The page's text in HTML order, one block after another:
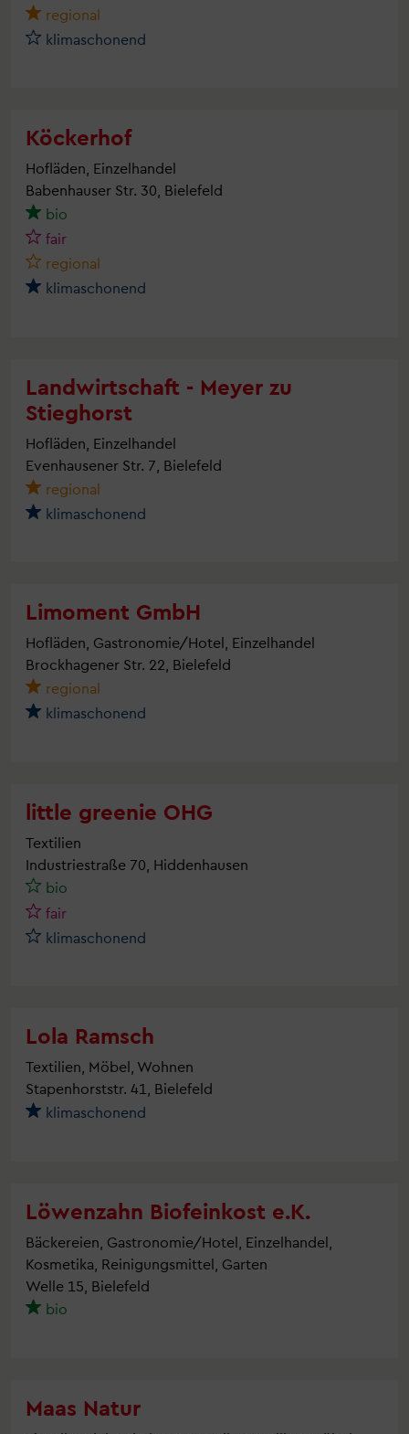
regional
klimaschonend
Köckerhof
Hofläden, Einzelhandel
Babenhauser Str. 30, Bielefeld
bio
fair
regional
klimaschonend
Landwirtschaft - Meyer zu
Stieghorst
Hofläden, Einzelhandel
Evenhausener Str. 7, Bielefeld
regional
klimaschonend
Limoment GmbH
Hofläden, Gastronomie/Hotel, Einzelhandel
Brockhagener Str. 22, Bielefeld
regional
klimaschonend
little greenie OHG
Textilien
Industriestraße 70, Hiddenhausen
bio
fair
klimaschonend
Lola Ramsch
Textilien, Möbel, Wohnen
Stapenhorststr. 41, Bielefeld
klimaschonend
Löwenzahn Biofeinkost e.K.
Bäckereien, Gastronomie/Hotel, Einzelhandel,
Kosmetika, Reinigungsmittel, Garten
Welle 15, Bielefeld
bio
Maas Natur